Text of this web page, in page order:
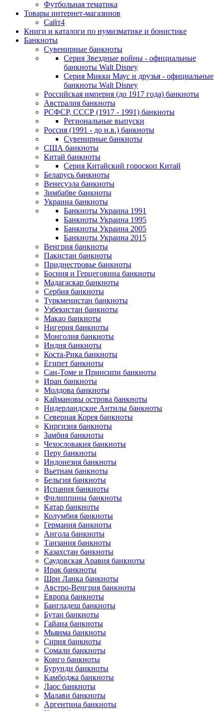
Футбольная тематика
Товары интернет-магазинов
Сайт4
Книги и каталоги по нумизматике и бонистике
Банкноты
Сувенирные банкноты
Серия Звездные войны - официальные
банкноты Walt Disney
Серия Микки Маус и друзья - официальные
банкноты Walt Disney
Российская империя (до 1917 года) банкноты
Австралия банкноты
РСФСР, СССР (1917 - 1991) банкноты
Региональные выпуски
Россия (1991 - до н.в.) банкноты
Сувенирные банкноты
США банкноты
Китай банкноты
Серия Китайский гороскоп Китай
Беларусь банкноты
Венесуэла банкноты
Зимбабве банкноты
Украина банкноты
Банкноты Украина 1991
Банкноты Украина 1995
Банкноты Украина 2005
Банкноты Украина 2015
Венгрия банкноты
Пакистан банкноты
Приднестровье банкноты
Босния и Герцеговина банкноты
Мадагаскар банкноты
Сербия банкноты
Туркменистан банкноты
Узбекистан банкноты
Макао банкноты
Нигерия банкноты
Монголия банкноты
Индия банкноты
Коста-Рика банкноты
Египет банкноты
Сан-Томе и Принсипи банкноты
Иран банкноты
Молдова банкноты
Каймановы острова банкноты
Нидерландские Антилы банкноты
Северная Корея банкноты
Киргизия банкноты
Замбия банкноты
Чехословакия банкноты
Перу банкноты
Индонезия банкноты
Вьетнам банкноты
Бельгия банкноты
Испания банкноты
Филиппины банкноты
Катар банкноты
Колумбия банкноты
Германия банкноты
Ангола банкноты
Танзания банкноты
Казахстан банкноты
Саудовская Аравия банкноты
Ирак банкноты
Шри Ланка банкноты
Австро-Венгрия банкноты
Европа банкноты
Бангладеш банкноты
Бутан банкноты
Гайана банкноты
Мьянма банкноты
Сирия банкноты
Сомали банкноты
Конго банкноты
Бурунди банкноты
Камбоджа банкноты
Лаос банкноты
Малави банкноты
Аргентина банкноты